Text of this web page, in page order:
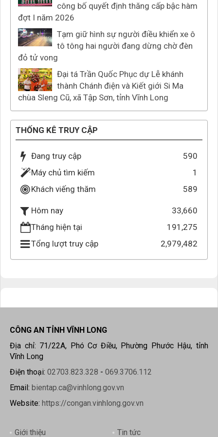
công bố quyết định thăng cấp bậc hàm
đợt I năm 2026
Tạm giữ hình sự người điều khiển xe ô
tô tông hai người đang dừng chờ đèn
đỏ tử vong
Đại tá Trần Quốc Phục dự Lễ khánh
thành Chánh điện và Kiết giới Si Ma
chùa Sleng Cũ, xã Tập Sơn, tỉnh Vĩnh Long
THỐNG KÊ TRUY CẬP
Đang truy cập
590
Máy chủ tìm kiếm
1
Khách viếng thăm
589
Hôm nay
33,660
Tháng hiện tại
191,275
Tổng lượt truy cập
2,979,482
CÔNG AN TỈNH VĨNH LONG
Địa chỉ: 71/22A, Phó Cơ Điều, Phường Phước Hậu, tỉnh
Vĩnh Long
Điện thoại: 02703.823.328 - 069.3706.112
Email: bientap.ca@vinhlong.gov.vn
Website: https://congan.vinhlong.gov.vn
Giới thiệu Tin tức